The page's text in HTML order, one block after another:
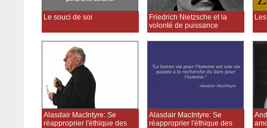
Le souci de soi
Friedrich Nietzsche et la
volonté de puissance
Alasdair MacIntyre: Se
réapproprier l'éthique des
Alasdair MacIntyre: Se
réapproprier l'éthique des